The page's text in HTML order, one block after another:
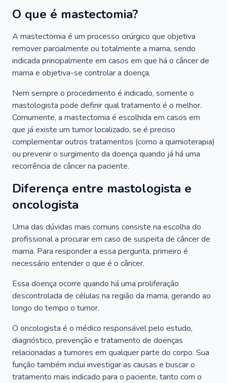
O que é mastectomia?
A mastectomia é um processo cirúrgico que objetiva
remover parcialmente ou totalmente a mama, sendo
indicada principalmente em casos em que há o câncer de
mama e objetiva-se controlar a doença.
Nem sempre o procedimento é indicado, somente o
mastologista pode definir qual tratamento é o melhor.
Comumente, a mastectomia é escolhida em casos em
que já existe um tumor localizado, se é preciso
complementar outros tratamentos (como a quimioterapia)
ou prevenir o surgimento da doença quando já há uma
recorrência de câncer na paciente.
Diferença entre mastologista e
oncologista
Uma das dúvidas mais comuns consiste na escolha do
profissional a procurar em caso de suspeita de câncer de
mama. Para responder a essa pergunta, primeiro é
necessário entender o que é o câncer.
Essa doença ocorre quando há uma proliferação
descontrolada de células na região da mama, gerando ao
longo do tempo o tumor.
O oncologista é o médico responsável pelo estudo,
diagnóstico, prevenção e tratamento de doenças
relacionadas a tumores em qualquer parte do corpo. Sua
função também inclui investigar as causas e buscar o
tratamento mais indicado para o paciente, tanto com o